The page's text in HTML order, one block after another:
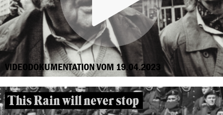
VIDEODOKUMENTATION VOM 19.04.2023
This Rain will never stop